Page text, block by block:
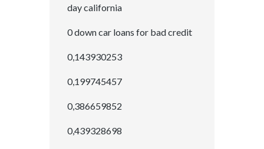
day california
0 down car loans for bad credit
0,143930253
0,199745457
0,386659852
0,439328698